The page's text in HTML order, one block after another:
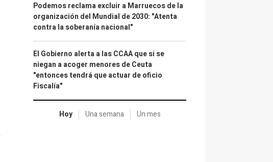
Podemos reclama excluir a Marruecos de la
organización del Mundial de 2030: "Atenta
contra la soberanía nacional"
El Gobierno alerta a las CCAA que si se
niegan a acoger menores de Ceuta
"entonces tendrá que actuar de oficio
Fiscalía"
Hoy Una semana Un mes